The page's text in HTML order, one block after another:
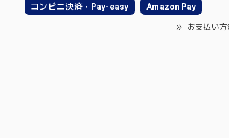
コンビニ決済・Pay-easy Amazon Pay
お支払い